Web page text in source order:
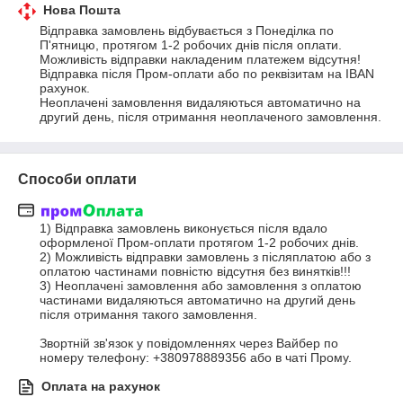
Нова Пошта
Відправка замовлень відбувається з Понеділка по
П'ятницю, протягом 1-2 робочих днів після оплати.
Можливість відправки накладеним платежем відсутня!
Відправка після Пром-оплати або по реквізитам на IBAN
рахунок.
Неоплачені замовлення видаляються автоматично на
другий день, після отримання неоплаченого замовлення.
Способи оплати
1) Відправка замовлень виконується після вдало
оформленої Пром-оплати протягом 1-2 робочих днів.
2) Можливість відправки замовлень з післяплатою або з
оплатою частинами повністю відсутня без винятків!!!
3) Неоплачені замовлення або замовлення з оплатою
частинами видаляються автоматично на другий день
після отримання такого замовлення.
Звортній зв'язок у повідомленнях через Вайбер по
номеру телефону: +380978889356 або в чаті Прому.
Оплата на рахунок